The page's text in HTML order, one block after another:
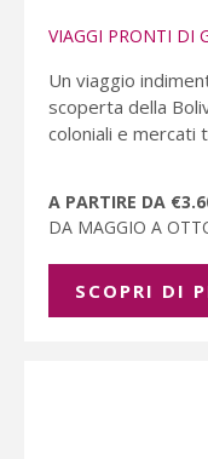
VIAGGI PRONTI DI
Un viaggio
scoperta della
coloniali e mercati
A PARTIRE DA
DA MAGGIO A
SCOPRI DI